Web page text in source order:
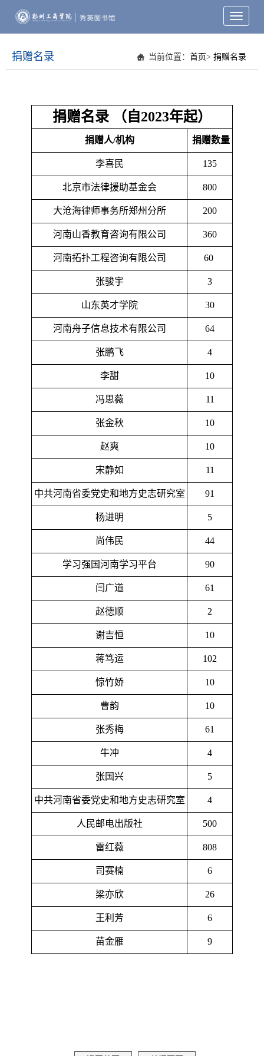
Toggle
捐赠名录 当前位置： 首页> 捐赠名录
捐赠名录 （自2023年起）
捐赠人/机构 捐赠数量
李喜民 135
北京市法律援助基金会 800
大沧海律师事务所郑州分所 200
河南山香教育咨询有限公司 360
河南拓扑工程咨询有限公司 60
张骏宇 3
山东英才学院 30
河南舟子信息技术有限公司 64
张鹏飞 4
李甜 10
冯思薇 11
张金秋 10
赵爽 10
宋静如 11
中共河南省委党史和地方史志研究室 91
杨进明 5
尚伟民 44
学习强国河南学习平台 90
闫广道 61
赵德顺 2
谢吉恒 10
蒋笃运 102
惊竹娇 10
曹韵 10
张秀梅 61
牛冲 4
张国兴 5
中共河南省委党史和地方史志研究室 4
人民邮电出版社 500
雷红薇 808
司赛楠 6
梁亦欣 26
王利芳 6
苗金雁 9